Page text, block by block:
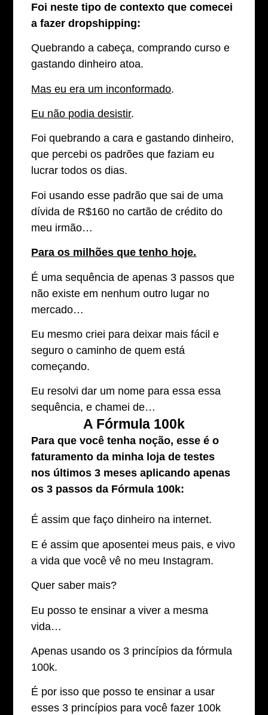
Foi neste tipo de contexto que comecei
a fazer dropshipping:
Quebrando a cabeça, comprando curso e
gastando dinheiro atoa.
Mas eu era um inconformado.
Eu não podia desistir.
Foi quebrando a cara e gastando dinheiro,
que percebi os padrões que faziam eu
lucrar todos os dias.
Foi usando esse padrão que sai de uma
dívida de R$160 no cartão de crédito do
meu irmão…
Para os milhões que tenho hoje.
É uma sequência de apenas 3 passos que
não existe em nenhum outro lugar no
mercado…
Eu mesmo criei para deixar mais fácil e
seguro o caminho de quem está
começando.
Eu resolvi dar um nome para essa essa
sequência, e chamei de…
A Fórmula 100k
Para que você tenha noção, esse é o
faturamento da minha loja de testes
nos últimos 3 meses aplicando apenas
os 3 passos da Fórmula 100k:
É assim que faço dinheiro na internet.
E é assim que aposentei meus pais, e vivo
a vida que você vê no meu Instagram.
Quer saber mais?
Eu posso te ensinar a viver a mesma
vida…
Apenas usando os 3 princípios da fórmula
100k.
É por isso que posso te ensinar a usar
esses 3 princípios para você fazer 100k